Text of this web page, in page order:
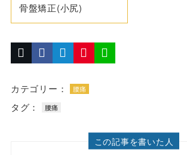
骨盤矯正(小尻)
カテゴリー： 腰痛
タグ： 腰痛
この記事を書いた人